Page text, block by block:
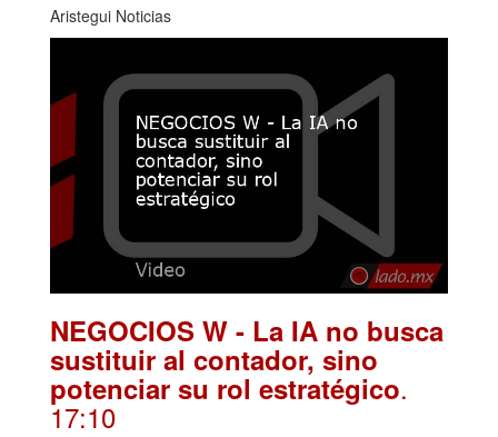
Aristegui Noticias
NEGOCIOS W - La IA no busca
sustituir al contador, sino
potenciar su rol estratégico.
17:10